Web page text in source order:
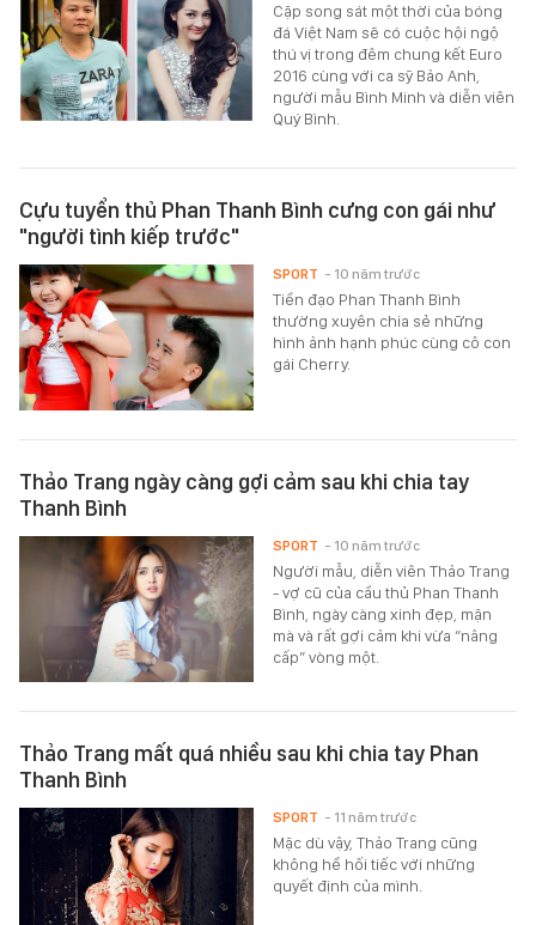
Cặp song sát một thời của bóng
đá Việt Nam sẽ có cuộc hội ngộ
thú vị trong đêm chung kết Euro
2016 cùng với ca sỹ Bảo Anh,
người mẫu Bình Minh và diễn viên
Quý Bình.
Cựu tuyển thủ Phan Thanh Bình cưng con gái như
"người tình kiếp trước"
Tiền đạo Phan Thanh Bình
thường xuyên chia sẻ những
hình ảnh hạnh phúc cùng cô con
gái Cherry.
SPORT - 10 năm trước
Thảo Trang ngày càng gợi cảm sau khi chia tay
Thanh Bình
Người mẫu, diễn viên Thảo Trang
- vợ cũ của cầu thủ Phan Thanh
Bình, ngày càng xinh đẹp, mặn
mà và rất gợi cảm khi vừa “nâng
cấp” vòng một.
SPORT - 10 năm trước
Thảo Trang mất quá nhiều sau khi chia tay Phan
Thanh Bình
Mặc dù vậy, Thảo Trang cũng
không hề hối tiếc với những
quyết định của mình.
SPORT - 11 năm trước